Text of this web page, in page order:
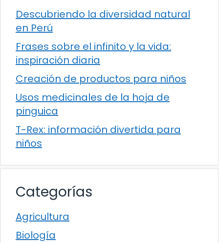
Descubriendo la diversidad natural
en Perú
Frases sobre el infinito y la vida:
inspiración diaria
Creación de productos para niños
Usos medicinales de la hoja de
pinguica
T-Rex: información divertida para
niños
Categorías
Agricultura
Biología